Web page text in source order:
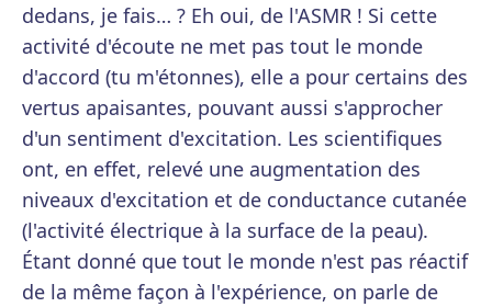
dedans, je fais… ? Eh oui, de l'ASMR ! Si cette
activité d'écoute ne met pas tout le monde
d'accord (tu m'étonnes), elle a pour certains des
vertus apaisantes, pouvant aussi s'approcher
d'un sentiment d'excitation. Les scientifiques
ont, en effet, relevé une augmentation des
niveaux d'excitation et de conductance cutanée
(l'activité électrique à la surface de la peau).
Étant donné que tout le monde n'est pas réactif
de la même façon à l'expérience, on parle de